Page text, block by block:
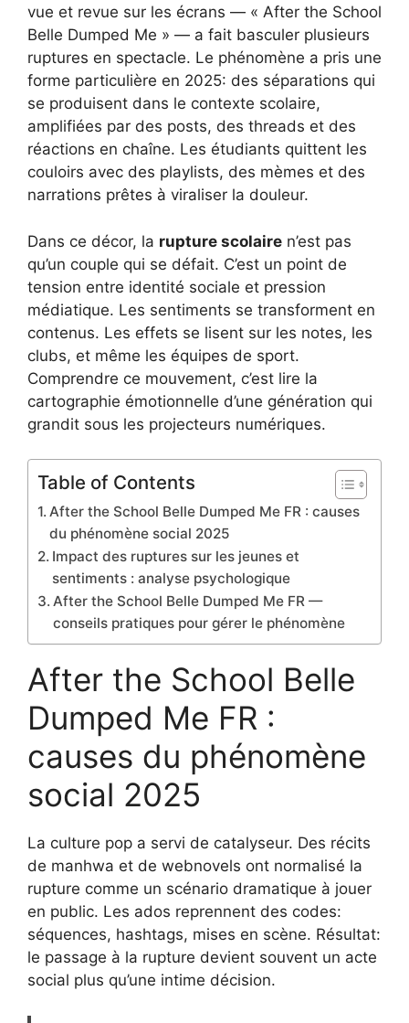
vue et revue sur les écrans — « After the School
Belle Dumped Me » — a fait basculer plusieurs
ruptures en spectacle. Le phénomène a pris une
forme particulière en 2025: des séparations qui
se produisent dans le contexte scolaire,
amplifiées par des posts, des threads et des
réactions en chaîne. Les étudiants quittent les
couloirs avec des playlists, des mèmes et des
narrations prêtes à viraliser la douleur.
Dans ce décor, la rupture scolaire n’est pas
qu’un couple qui se défait. C’est un point de
tension entre identité sociale et pression
médiatique. Les sentiments se transforment en
contenus. Les effets se lisent sur les notes, les
clubs, et même les équipes de sport.
Comprendre ce mouvement, c’est lire la
cartographie émotionnelle d’une génération qui
grandit sous les projecteurs numériques.
Table of Contents
After the School Belle Dumped Me FR : causes
du phénomène social 2025
Impact des ruptures sur les jeunes et
sentiments : analyse psychologique
After the School Belle Dumped Me FR —
conseils pratiques pour gérer le phénomène
After the School Belle
Dumped Me FR :
causes du phénomène
social 2025
La culture pop a servi de catalyseur. Des récits
de manhwa et de webnovels ont normalisé la
rupture comme un scénario dramatique à jouer
en public. Les ados reprennent des codes:
séquences, hashtags, mises en scène. Résultat:
le passage à la rupture devient souvent un acte
social plus qu’une intime décision.